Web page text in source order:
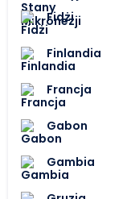
Fidżi
Finlandia
Francja
Gabon
Gambia